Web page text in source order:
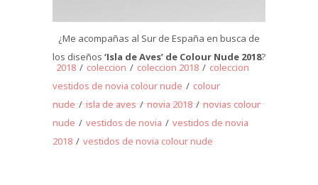
¿Me acompañas al Sur de España en busca de
los diseños ‘Isla de Aves’ de Colour Nude 2018?
2018 / coleccion / coleccion 2018 / coleccion
vestidos de novia colour nude / colour
nude / isla de aves / novia 2018 / novias colour
nude / vestidos de novia / vestidos de novia
2018 / vestidos de novia colour nude